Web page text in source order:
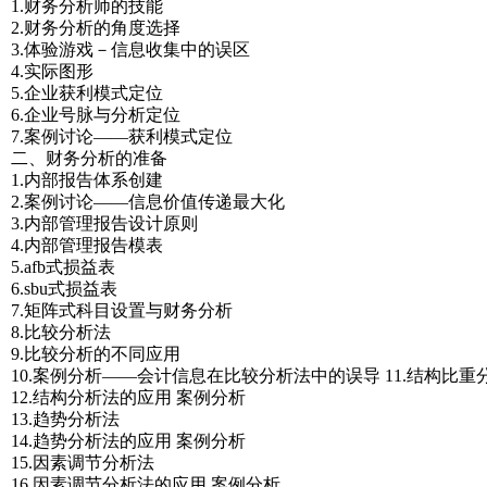
1.财务分析师的技能
2.财务分析的角度选择
3.体验游戏－信息收集中的误区
4.实际图形
5.企业获利模式定位
6.企业号脉与分析定位
7.案例讨论——获利模式定位
二、财务分析的准备
1.内部报告体系创建
2.案例讨论——信息价值传递最大化
3.内部管理报告设计原则
4.内部管理报告模表
5.afb式损益表
6.sbu式损益表
7.矩阵式科目设置与财务分析
8.比较分析法
9.比较分析的不同应用
10.案例分析——会计信息在比较分析法中的误导 11.结构比重
12.结构分析法的应用 案例分析
13.趋势分析法
14.趋势分析法的应用 案例分析
15.因素调节分析法